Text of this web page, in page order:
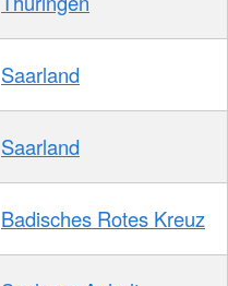
Saarland
Saarland
Badisches Rotes Kreuz